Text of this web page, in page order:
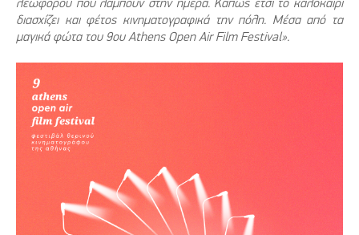
διασχίζει και φέτος κινηματογραφικά την πόλη. Μέσα από τα
μαγικά φώτα του 9ου Athens Open Air Film Festival».